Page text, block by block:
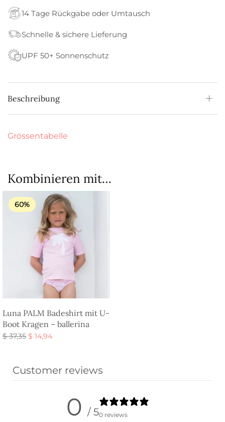
14 Tage Rückgabe oder Umtausch
Schnelle & sichere Lieferung
UPF 50+ Sonnenschutz
Beschreibung
Grössentabelle
Kombinieren mit…
60%
Luna PALM Badeshirt mit U-
Boot Kragen – ballerina
$37,35 Ursprünglicher
$ 14,94Aktueller
Customer reviews
0 / 50 reviews